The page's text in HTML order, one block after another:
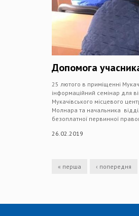
Допомога
25 лютого в приміщенні
інформаційний семінар для
Мукачівського місцевого
Молнара та начальника
безоплатної первинної
26.02.2019
« перша ‹ попередня